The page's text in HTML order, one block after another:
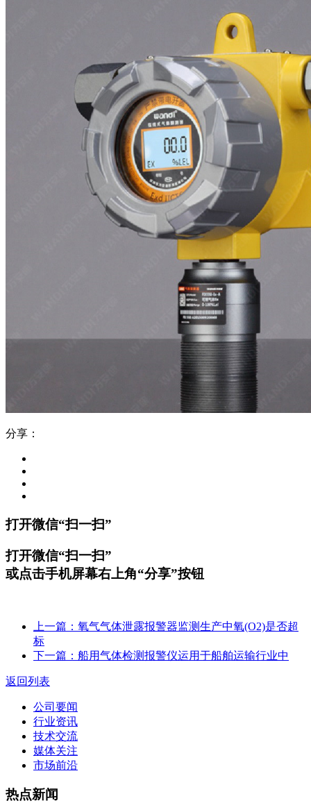
分享：
打开微信“扫一扫”
打开微信“扫一扫”
或点击手机屏幕右上角“分享”按钮
上一篇：氧气气体泄露报警器监测生产中氧(O2)是否超
标
下一篇：船用气体检测报警仪运用于船舶运输行业中
返回列表
公司要闻
行业资讯
技术交流
媒体关注
市场前沿
热点新闻